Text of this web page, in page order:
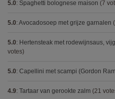
5.0: Spaghetti bolognese maison (7
5.0: Avocadosoep met grijze garnalen
5.0: Hertensteak met rodewijnsaus,
votes)
5.0: Capellini met scampi (Gordon
4.9: Tartaar van gerookte zalm (21